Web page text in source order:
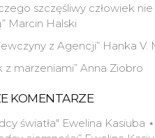
szczęśliwy człowiek
Marcin Halski
z Agencji” Hanka V.
z marzeniami” Anna Ziobro
KOMENTARZE
światła" Ewelina Kasiuba ⋆